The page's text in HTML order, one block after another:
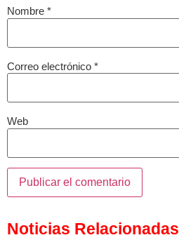
Nombre *
Correo electrónico *
Web
Noticias Relacionadas